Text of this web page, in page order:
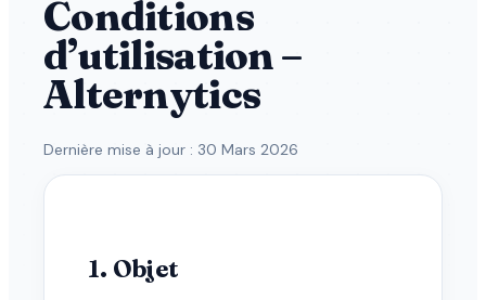
Conditions
d’utilisation –
Alternytics
Dernière mise à jour : 30 Mars 2026
1. Objet